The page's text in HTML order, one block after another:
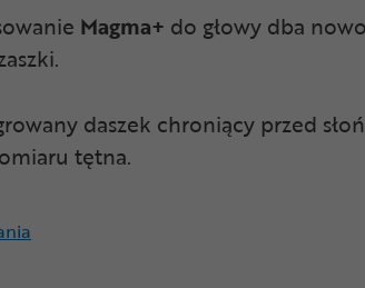
Magma+ do głowy dba
daszek chroniący przed
tętna.